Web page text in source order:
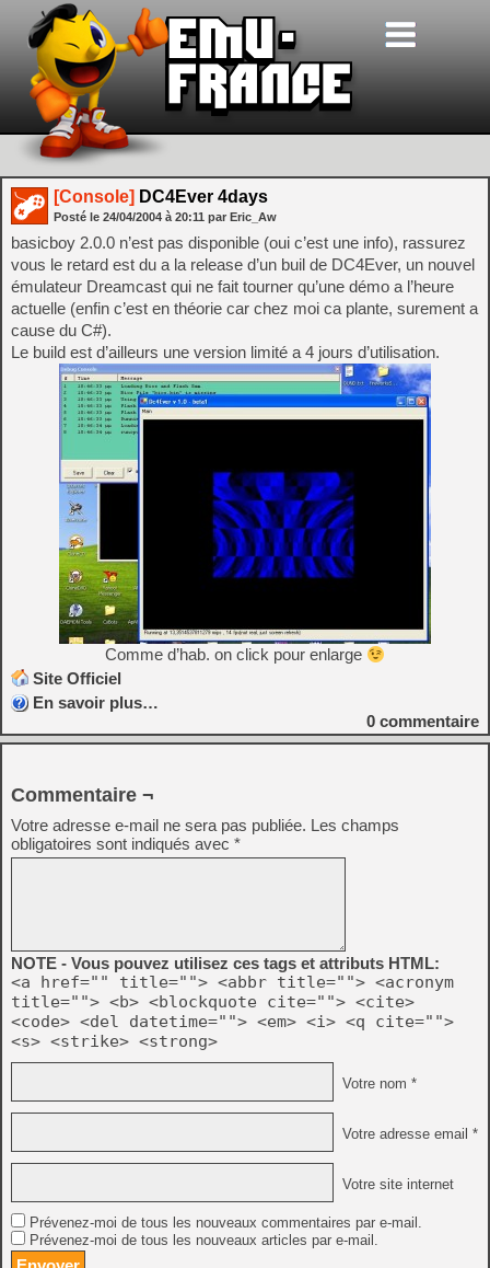
[Console] DC4Ever 4days
Posté le 24/04/2004 à 20:11 par Eric_Aw
basicboy 2.0.0 n’est pas disponible (oui c’est une info), rassurez
vous le retard est du a la release d’un buil de DC4Ever, un nouvel
émulateur Dreamcast qui ne fait tourner qu’une démo a l’heure
actuelle (enfin c’est en théorie car chez moi ca plante, surement a
cause du C#).
Le build est d’ailleurs une version limité a 4 jours d’utilisation.
Comme d’hab. on click pour enlarge
Site Officiel
En savoir plus…
0 commentaire
Commentaire ¬
Votre adresse e-mail ne sera pas publiée. Les champs
obligatoires sont indiqués avec *
NOTE - Vous pouvez utilisez ces tags et attributs HTML:
<a href="" title=""> <abbr title=""> <acronym
title=""> <b> <blockquote cite=""> <cite>
<code> <del datetime=""> <em> <i> <q cite="">
<s> <strike> <strong>
Votre nom *
Votre adresse email *
Votre site internet
Prévenez-moi de tous les nouveaux commentaires par e-mail.
Prévenez-moi de tous les nouveaux articles par e-mail.